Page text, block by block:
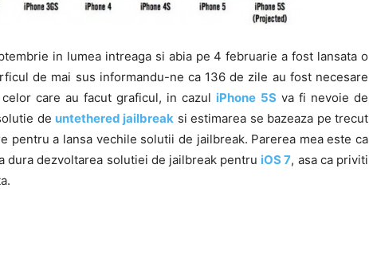
in lumea intreaga si abia pe 4 februarie a fost lansata o
de mai sus informandu-ne ca 136 de zile au fost necesare
celor care au facut graficul, in cazul iPhone 5S va fi nevoie de
de untethered jailbreak si estimarea se bazeaza pe trecut
pentru a lansa vechile solutii de jailbreak. Parerea mea este ca
dura dezvoltarea solutiei de jailbreak pentru iOS 7, asa ca priviti